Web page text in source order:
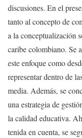
discusiones. En el
tanto al concepto de
a la conceptualización
caribe colombiano. Se
este enfoque como
representar dentro de
media. Además, se
una estrategia de
la calidad educativa.
tenida en cuenta, se